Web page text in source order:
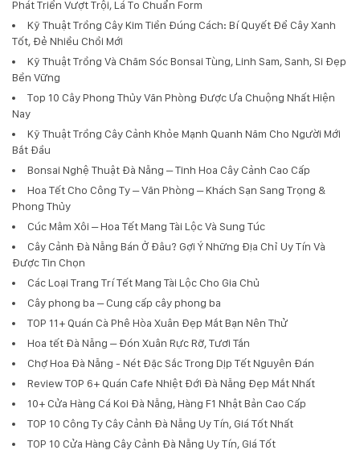
Phát Triển Vượt Trội, Lá To Chuẩn Form
Kỹ Thuật Trồng Cây Kim Tiền Đúng Cách: Bí Quyết Để Cây Xanh
Tốt, Đẻ Nhiều Chồi Mới
Kỹ Thuật Trồng Và Chăm Sóc Bonsai Tùng, Linh Sam, Sanh, Si Đẹp
Bền Vững
Top 10 Cây Phong Thủy Văn Phòng Được Ưa Chuộng Nhất Hiện
Nay
Kỹ Thuật Trồng Cây Cảnh Khỏe Mạnh Quanh Năm Cho Người Mới
Bắt Đầu
Bonsai Nghệ Thuật Đà Nẵng – Tinh Hoa Cây Cảnh Cao Cấp
Hoa Tết Cho Công Ty – Văn Phòng – Khách Sạn Sang Trọng &
Phong Thủy
Cúc Mâm Xôi – Hoa Tết Mang Tài Lộc Và Sung Túc
Cây Cảnh Đà Nẵng Bán Ở Đâu? Gợi Ý Những Địa Chỉ Uy Tín Và
Được Tin Chọn
Các Loại Trang Trí Tết Mang Tài Lộc Cho Gia Chủ
Cây phong ba – Cung cấp cây phong ba
TOP 11+ Quán Cà Phê Hòa Xuân Đẹp Mắt Bạn Nên Thử
Hoa tết Đà Nẵng – Đón Xuân Rực Rỡ, Tươi Tắn
Chợ Hoa Đà Nẵng - Nét Đặc Sắc Trong Dịp Tết Nguyên Đán
Review TOP 6+ Quán Cafe Nhiệt Đới Đà Nẵng Đẹp Mắt Nhất
10+ Cửa Hàng Cá Koi Đà Nẵng, Hàng F1 Nhật Bản Cao Cấp
TOP 10 Công Ty Cây Cảnh Đà Nẵng Uy Tín, Giá Tốt Nhất
TOP 10 Cửa Hàng Cây Cảnh Đà Nẵng Uy Tín, Giá Tốt